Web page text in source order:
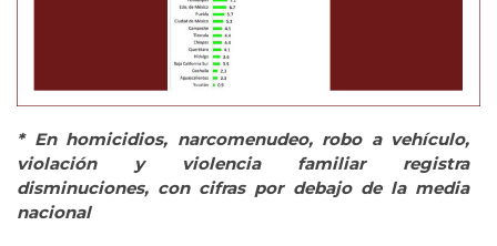
* En homicidios, narcomenudeo, robo a vehículo,
violación y violencia familiar registra
disminuciones, con cifras por debajo de la media
nacional